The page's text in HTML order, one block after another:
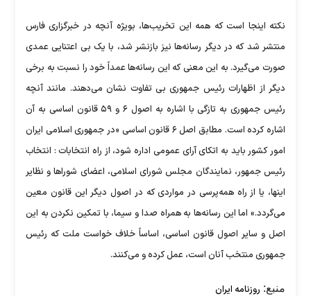
نکته اینجا است که همه این تخریب‌ها، بویژه آنچه در خبرگزاری فارس
منتشر شد که در دیگر رسانه‌ها نیز بازنشر شد، با یک بی اعتنایی عمدی
صورت می‌گیرد. به این معنی که این رسانه‌ها عمداً خود را نسبت به برخی
دیگر از اظهارات رئیس جمهوری بی تفاوت نشان می‌دهند. مانند آنچه
رئیس جمهوری به تازگی با اشاره به اصول ۶ و ۵۹ قانون اساسی به آن
اشاره کرده است. مطابق اصل ۶ قانون اساسی «در جمهوری اسلامی ایران
امور کشور باید به اتکای آرای عمومی اداره شود، از راه انتخابات : انتخاب
رئیس جمهور، نمایندگان مجلس شورای اسلامی، اعضای شوراها و نظایر
اینها، یا از راه همه‌پرسی در مواردی که در اصول دیگر این قانون معین
می‌گردد.» اما این رسانه‌ها به همراه صدا و سیما، با تمکین نکردن به این
اصل و سایر اصول قانون اساسی، اساساً خلاف خواست ملت که رئیس
جمهوری منتخب آنان است، عمل کرده و می‌کنند.
منبع: روزنامه ایران